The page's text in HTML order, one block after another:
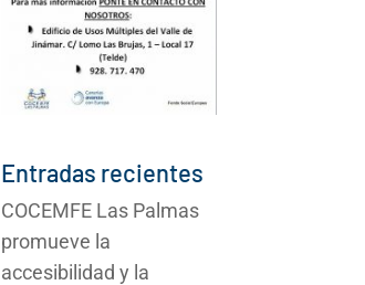
Entradas recientes
COCEMFE Las Palmas
promueve la
accesibilidad y la